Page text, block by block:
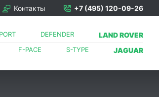
+7 (495) 120-09-26
Контакты
LAND ROVER
DEFENDER
JAGUAR
S-TYPE
F-PACE